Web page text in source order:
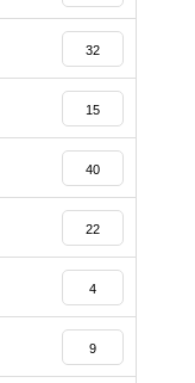
32
15
40
22
4
9